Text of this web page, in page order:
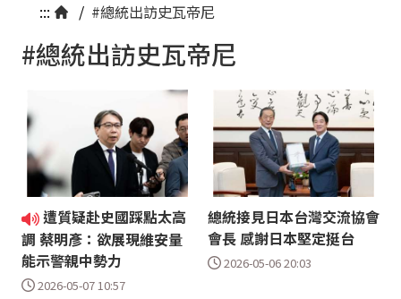
::: / #總統出訪史瓦帝尼
#總統出訪史瓦帝尼
遭質疑赴史國踩點太高
調 蔡明彥：欲展現維安量
能示警親中勢力
2026-05-07 10:57
總統接見日本台灣交流協會
會長 感謝日本堅定挺台
2026-05-06 20:03